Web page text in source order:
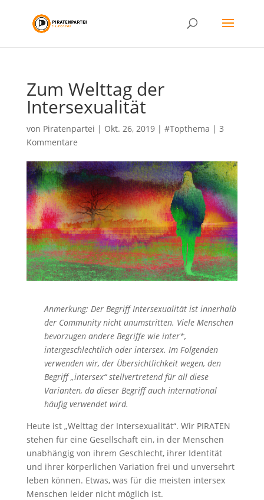
Zum Welttag der
Intersexualität
von Piratenpartei | Okt. 26, 2019| #Topthema | 3
Kommentare
Anmerkung: Der Begriff Intersexualität ist innerhalb
der Community nicht unumstritten. Viele Menschen
bevorzugen andere Begriffe wie inter*,
intergeschlechtlich oder intersex. Im Folgenden
verwenden wir, der Übersichtlichkeit wegen, den
Begriff „intersex“ stellvertretend für all diese
Varianten, da dieser Begriff auch international
häufig verwendet wird.
Heute ist „Welttag der Intersexualität“. Wir PIRATEN
stehen für eine Gesellschaft ein, in der Menschen
unabhängig von ihrem Geschlecht, ihrer Identität
und ihrer körperlichen Variation frei und unversehrt
leben können. Etwas, was für die meisten intersex
Menschen leider nicht möglich ist.